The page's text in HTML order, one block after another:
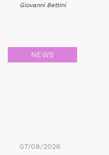
Giovanni Bettini
NEWS
07/08/2026